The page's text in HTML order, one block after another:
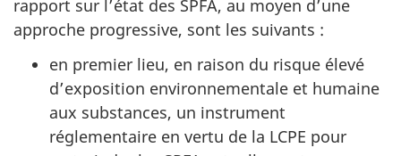
rapport sur l’état des SPFA, au moyen d’une
approche progressive, sont les suivants :
en premier lieu, en raison du risque élevé
d’exposition environnementale et humaine
aux substances, un instrument
réglementaire en vertu de la LCPE pour